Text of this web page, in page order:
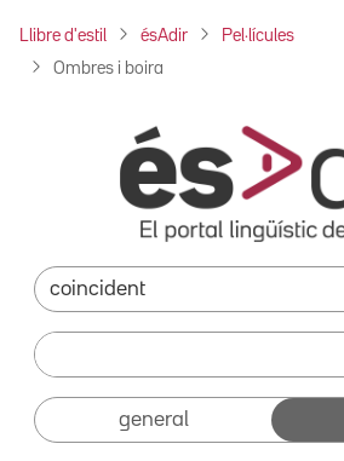
Llibre d'estil ésAdir Pel·lícules
Ombres i boira
general